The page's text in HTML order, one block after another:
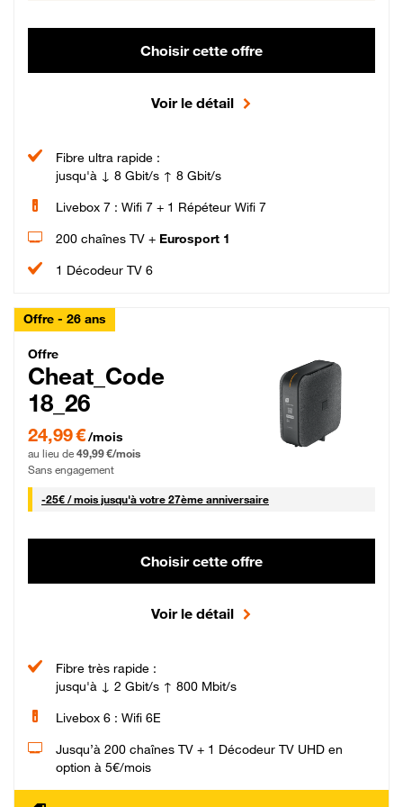
Choisir cette offre
Voir le détail
Fibre ultra rapide :
jusqu'à ↓ 8 Gbit/s ↑ 8 Gbit/s
Livebox 7 : Wifi 7 + 1 Répéteur Wifi 7
200 chaînes TV + Eurosport 1
1 Décodeur TV 6
Offre - 26 ans
Cheat_Code Fibre_18_26
Offre
Cheat_Code
18_26
24,99 € par mois pendant 0 mois puis 49,99 € par mois, Sans engagement
24,99 €/mois
au lieu de 49,99 €/mois
Sans engagement
-25€ / mois25 € par mois
jusqu'à votre 27ème anniversaire
Choisir cette offre
Voir le détail
Fibre très rapide :
jusqu'à ↓ 2 Gbit/s ↑ 800 Mbit/s
Livebox 6 : Wifi 6E
Jusqu’à 200 chaînes TV + 1 Décodeur TV UHD en
option à 5€/mois